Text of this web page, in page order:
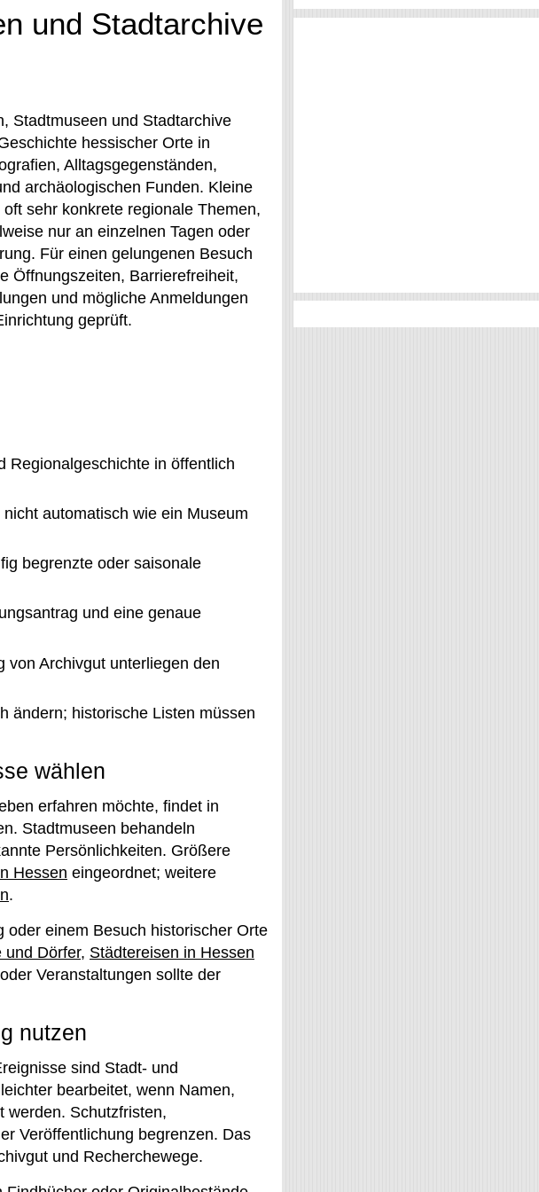
und Stadtarchive
Stadtmuseen und Stadtarchive
hessischer Orte in
Alltagsgegenständen,
archäologischen Funden. Kleine
sehr konkrete regionale Themen,
nur an einzelnen Tagen oder
Für einen gelungenen Besuch
Öffnungszeiten, Barrierefreiheit,
und mögliche Anmeldungen
geprüft.
Regionalgeschichte in öffentlich
automatisch wie ein Museum
begrenzte oder saisonale
und eine genaue
von Archivgut unterliegen den
ändern; historische Listen müssen
wählen
erfahren möchte, findet in
Stadtmuseen behandeln
Persönlichkeiten. Größere
Hessen eingeordnet; weitere
.
oder einem Besuch historischer Orte
und Dörfer, Städtereisen in Hessen
Veranstaltungen sollte der
nutzen
sind Stadt- und
bearbeitet, wenn Namen,
werden. Schutzfristen,
Veröffentlichung begrenzen. Das
und Recherchewege.